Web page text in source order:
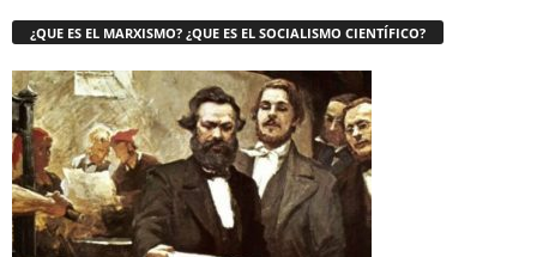
¿QUE ES EL MARXISMO? ¿QUE ES EL SOCIALISMO CIENTÍFICO?